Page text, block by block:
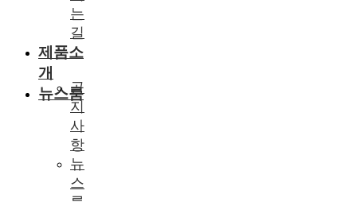
는
길
제품소
개
뉴스룸
공
지
사
항
뉴
스